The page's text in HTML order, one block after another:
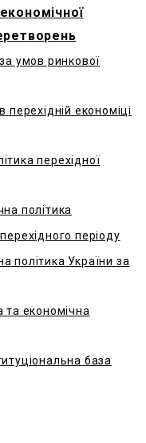
умов ринкової
економіці
перехідної
політика
періоду
політика України за
та економічна
база